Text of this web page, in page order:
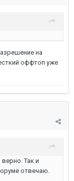
на
оффтоп уже
Так и
отвечаю.